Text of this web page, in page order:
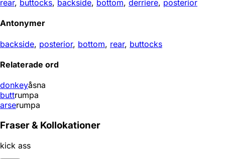
rear, buttocks, backside, bottom, derriere, posterior
Antonymer
backside, posterior, bottom, rear, buttocks
Relaterade ord
donkeyåsna
buttrumpa
arserumpa
Fraser & Kollokationer
kick ass